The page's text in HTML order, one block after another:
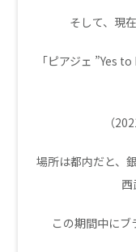
そして、現
「ピアジェ ”Yes
（
場所は都内だと、
西
この期間中に